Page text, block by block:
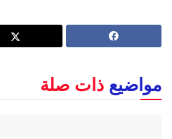
مواضيع ذات صلة